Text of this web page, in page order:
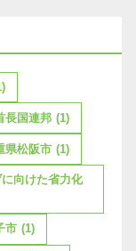
長国連邦 (1)
県松阪市 (1)
向けた省力化
市 (1)